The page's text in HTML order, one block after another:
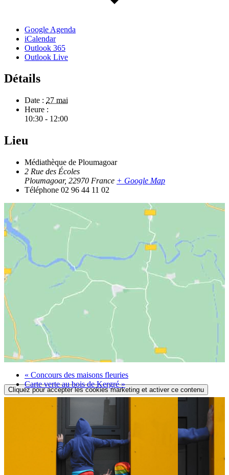
Google Agenda
iCalendar
Outlook 365
Outlook Live
Détails
Date : 27 mai
Heure :
10:30 - 12:00
Lieu
Médiathèque de Ploumagoar
2 Rue des Écoles
Ploumagoar, 22970 France + Google Map
Téléphone 02 96 44 11 02
Cliquez pour accepter les cookies marketing et activer ce contenu
« Concours des maisons fleuries
Carte verte au bois de Kergré»